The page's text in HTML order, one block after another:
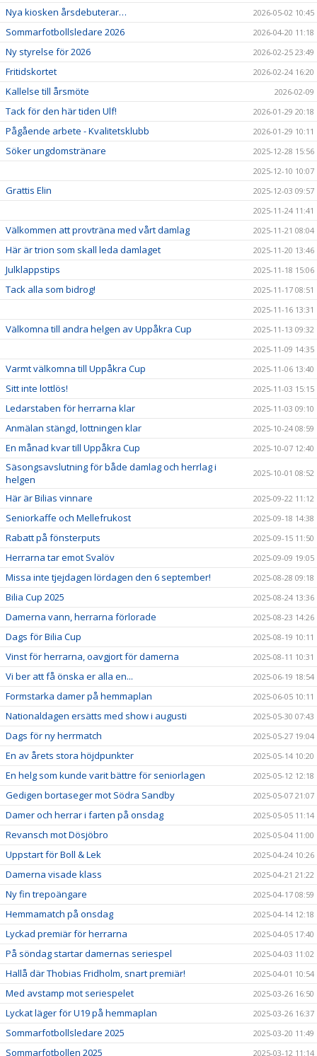
Nya kiosken årsdebuterar… 2026-05-02 10:45
Sommarfotbollsledare 2026 2026-04-20 11:18
Ny styrelse för 2026 2026-02-25 23:49
Fritidskortet 2026-02-24 16:20
Kallelse till årsmöte 2026-02-09
Tack för den här tiden Ulf! 2026-01-29 20:18
Pågående arbete - Kvalitetsklubb 2026-01-29 10:11
Söker ungdomstränare
2025-12-28 15:56
2025-12-10 10:07
Grattis Elin
2025-12-03 09:57
2025-11-24 11:41
Välkommen att provträna med vårt damlag 2025-11-21 08:04
Här är trion som skall leda damlaget 2025-11-20 13:46
Julklappstips 2025-11-18 15:06
Tack alla som bidrog!
2025-11-17 08:51
2025-11-16 13:31
Välkomna till andra helgen av Uppåkra Cup
2025-11-13 09:32
2025-11-09 14:35
Varmt välkomna till Uppåkra Cup 2025-11-06 13:40
Sitt inte lottlös! 2025-11-03 15:15
Ledarstaben för herrarna klar 2025-11-03 09:10
Anmälan stängd, lottningen klar 2025-10-24 08:59
En månad kvar till Uppåkra Cup 2025-10-07 12:40
Säsongsavslutning för både damlag och herrlag i
helgen
2025-10-01 08:52
Här är Bilias vinnare 2025-09-22 11:12
Seniorkaffe och Mellefrukost 2025-09-18 14:38
Rabatt på fönsterputs 2025-09-15 11:50
Herrarna tar emot Svalöv 2025-09-09 19:05
Missa inte tjejdagen lördagen den 6 september! 2025-08-28 09:18
Bilia Cup 2025 2025-08-24 13:36
Damerna vann, herrarna förlorade 2025-08-23 14:26
Dags för Bilia Cup 2025-08-19 10:11
Vinst för herrarna, oavgjort för damerna 2025-08-11 10:31
Vi ber att få önska er alla en... 2025-06-19 18:54
Formstarka damer på hemmaplan 2025-06-05 10:11
Nationaldagen ersätts med show i augusti 2025-05-30 07:43
Dags för ny herrmatch 2025-05-27 19:04
En av årets stora höjdpunkter 2025-05-14 10:20
En helg som kunde varit bättre för seniorlagen 2025-05-12 12:18
Gedigen bortaseger mot Södra Sandby 2025-05-07 21:07
Damer och herrar i farten på onsdag 2025-05-05 11:14
Revansch mot Dösjöbro 2025-05-04 11:00
Uppstart för Boll & Lek 2025-04-24 10:26
Damerna visade klass 2025-04-21 21:22
Ny fin trepoängare 2025-04-17 08:59
Hemmamatch på onsdag 2025-04-14 12:18
Lyckad premiär för herrarna 2025-04-05 17:40
På söndag startar damernas seriespel 2025-04-03 11:02
Hallå där Thobias Fridholm, snart premiär! 2025-04-01 10:54
Med avstamp mot seriespelet 2025-03-26 16:50
Lyckat läger för U19 på hemmaplan 2025-03-26 16:37
Sommarfotbollsledare 2025 2025-03-20 11:49
Sommarfotbollen 2025 2025-03-12 11:14